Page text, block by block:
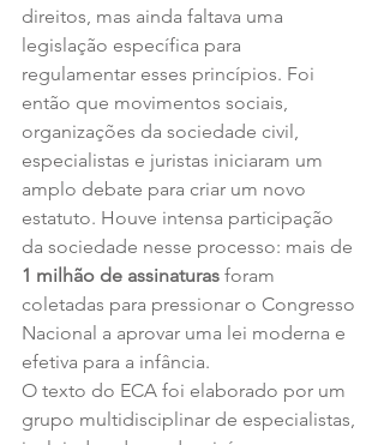
direitos, mas ainda faltava uma
legislação específica para
regulamentar esses princípios. Foi
então que movimentos sociais,
organizações da sociedade civil,
especialistas e juristas iniciaram um
amplo debate para criar um novo
estatuto. Houve intensa participação
da sociedade nesse processo: mais de
1 milhão de assinaturas foram
coletadas para pressionar o Congresso
Nacional a aprovar uma lei moderna e
efetiva para a infância.
O texto do ECA foi elaborado por um
grupo multidisciplinar de especialistas,